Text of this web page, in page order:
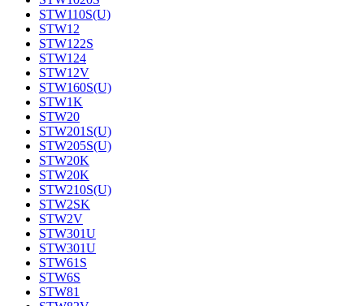
STW110S(U)
STW12
STW122S
STW124
STW12V
STW160S(U)
STW1K
STW20
STW201S(U)
STW205S(U)
STW20K
STW20K
STW210S(U)
STW2SK
STW2V
STW301U
STW301U
STW61S
STW6S
STW81